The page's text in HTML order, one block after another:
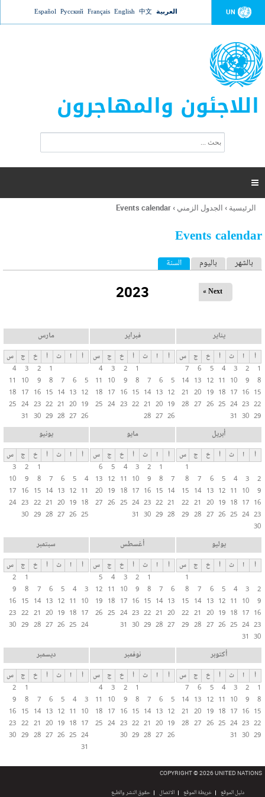
Jump to navigation UN العربية 中文
English
Français
Русский
Español
اللاجئون والمهاجرون
ت
ر
ل
ح
ب

أنت
هنا
الرئيسية › الجدول الزمني ›
Events calendar
Events calendar
ا
ب
ا
ت
ا
ل
أ
ا
س
ي
ة
بالشهر باليوم السنة (علامة التبويب النشطة)
2023 Next »
يناير
أ ا ث أ خ ج
س
1
2
3
4
5
6
7
8
9
10
11
12
13
14
15
16
17
18
19
20
21
22
23
24
25
26
27
28
29
30
31
فبراير
أ ا ث أ خ ج
س
1
2
3
4
5
6
7
8
9
10
11
12
13
14
15
16
17
18
19
20
21
22
23
24
25
26
27
28
مارس
أ ا ث أ خ ج
س
1
2
3
4
5
6
7
8
9
10
11
12
13
14
15
16
17
18
19
20
21
22
23
24
25
26
27
28
29
30
31
أبريل
أ ا ث أ خ ج
س
1
2
3
4
5
6
7
8
9
10
11
12
13
14
15
16
17
18
19
20
21
22
23
24
25
26
27
28
29
30
مايو
أ ا ث أ خ ج
س
1
2
3
4
5
6
7
8
9
10
11
12
13
14
15
16
17
18
19
20
21
22
23
24
25
26
27
28
29
30
31
يونيو
أ ا ث أ خ ج
س
1
2
3
4
5
6
7
8
9
10
11
12
13
14
15
16
17
18
19
20
21
22
23
24
25
26
27
28
29
30
يوليو
أ ا ث أ خ ج
س
1
2
3
4
5
6
7
8
9
10
11
12
13
14
15
16
17
18
19
20
21
22
23
24
25
26
27
28
29
30
31
أغسطس
أ ا ث أ خ ج
س
1
2
3
4
5
6
7
8
9
10
11
12
13
14
15
16
17
18
19
20
21
22
23
24
25
26
27
28
29
30
31
سبتمبر
أ ا ث أ خ ج
س
1
2
3
4
5
6
7
8
9
10
11
12
13
14
15
16
17
18
19
20
21
22
23
24
25
26
27
28
29
30
أكتوبر
أ ا ث أ خ ج
س
1
2
3
4
5
6
7
8
9
10
11
12
13
14
15
16
17
18
19
20
21
22
23
24
25
26
27
28
29
30
31
نوفمبر
أ ا ث أ خ ج
س
1
2
3
4
5
6
7
8
9
10
11
12
13
14
15
16
17
18
19
20
21
22
23
24
25
26
27
28
29
30
ديسمبر
أ ا ث أ خ ج
س
1
2
3
4
5
6
7
8
9
10
11
12
13
14
15
16
17
18
19
20
21
22
23
24
25
26
27
28
29
30
31
COPYRIGHT © 2026 UNITED NATIONS
دليل الموقع خريطة الموقع الاتصال حقوق النشر والطبع